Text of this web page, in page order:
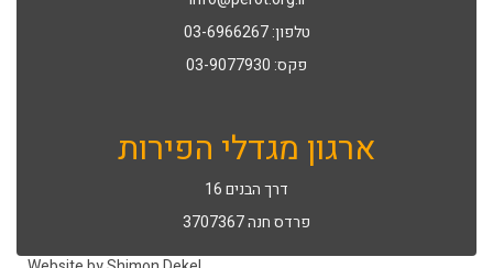
טלפון: 03-6966267
פקס: 03-9077930
ארגון מגדלי הפירות
דרך הבנים 16
פרדס חנה 3707367